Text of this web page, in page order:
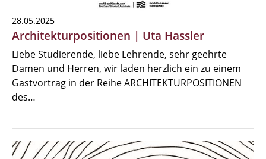
28.05.2025
Architekturpositionen | Uta Hassler
Liebe Studierende, liebe Lehrende, sehr geehrte
Damen und Herren, wir laden herzlich ein zu einem
Gastvortrag in der Reihe ARCHITEKTURPOSITIONEN
des…